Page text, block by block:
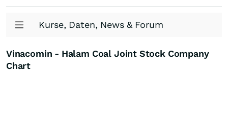
Kurse, Daten, News & Forum
Vinacomin - Halam Coal Joint Stock Company
Chart